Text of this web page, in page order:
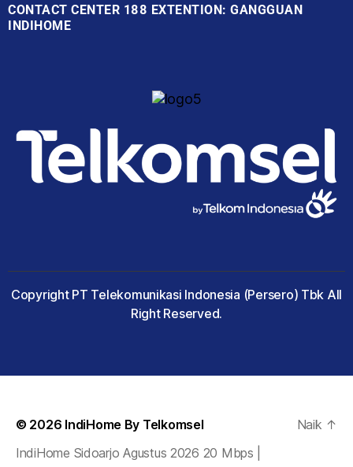
CONTACT CENTER 188 EXTENTION: GANGGUAN
INDIHOME
Copyright PT Telekomunikasi Indonesia (Persero) Tbk All
Right Reserved.
© 2026 IndiHome By Telkomsel
IndiHome Sidoarjo Agustus 2026 20 Mbps |
Naik ↑